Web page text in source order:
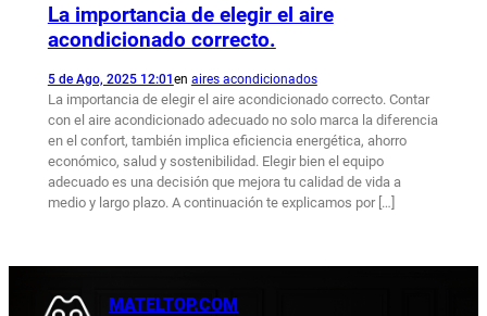
La importancia de elegir el aire
acondicionado correcto.
5 de Ago, 2025 12:01en aires acondicionados
La importancia de elegir el aire acondicionado correcto. Contar
con el aire acondicionado adecuado no solo marca la diferencia
en el confort, también implica eficiencia energética, ahorro
económico, salud y sostenibilidad. Elegir bien el equipo
adecuado es una decisión que mejora tu calidad de vida a
medio y largo plazo. A continuación te explicamos por […]
MATELTOP.COM